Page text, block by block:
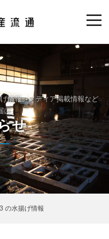
情報、メディア掲載情報など
け
せ
の水揚げ情報